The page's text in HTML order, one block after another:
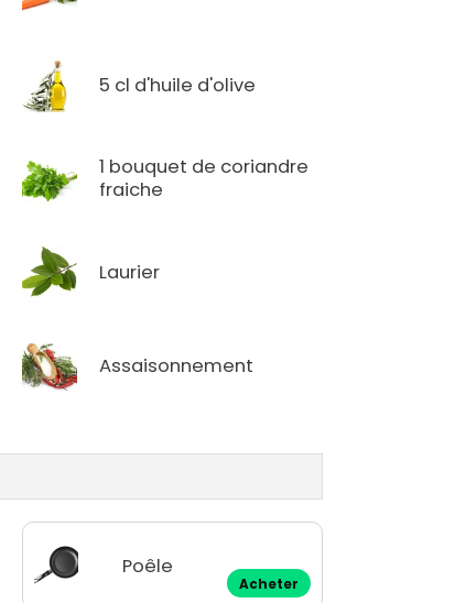
5 cl d'huile d'olive
1 bouquet de coriandre
fraiche
Laurier
Assaisonnement
Poêle
Acheter